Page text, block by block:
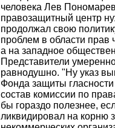
человека Лев
правозащитный центр
продолжал свою
проблем в области прав
а на западное
Представители
равнодушно. "Ну указ
Фонда защиты
состав комиссии по
бы гораздо полезнее,
ликвидировал на корню